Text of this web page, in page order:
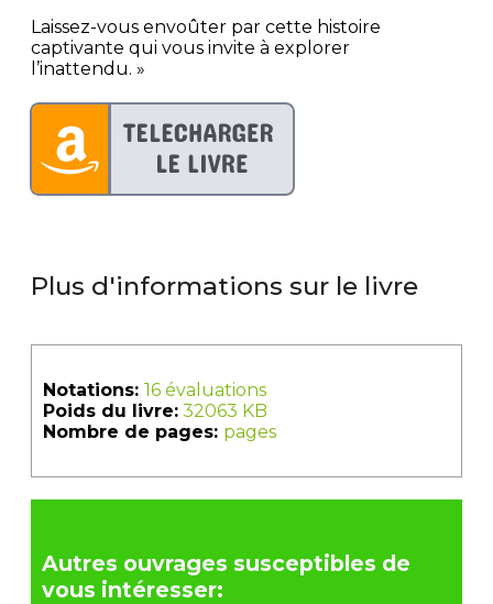
Laissez-vous envoûter par cette histoire
captivante qui vous invite à explorer
l’inattendu. »
Plus d'informations sur le livre
Notations: 16 évaluations
Poids du livre: 32063 KB
Nombre de pages: pages
Autres ouvrages susceptibles de
vous intéresser: